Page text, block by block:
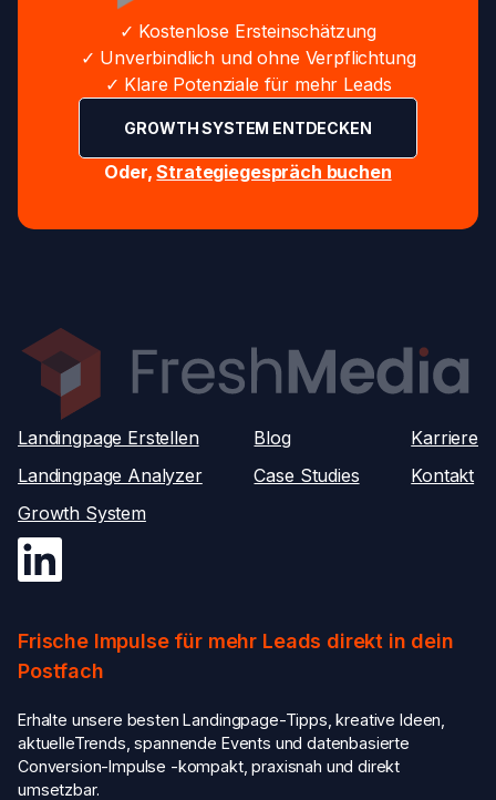
✓ Kostenlose Ersteinschätzung
✓ Unverbindlich und ohne Verpflichtung
✓ Klare Potenziale für mehr Leads
GROWTH SYSTEM ENTDECKEN
Oder,Strategiegespräch buchen
Landingpage Erstellen
Landingpage Analyzer
Growth System
Blog
Case Studies
Karriere
Kontakt
Frische Impulse für mehr Leads direkt in dein
Postfach
Erhalte unsere besten Landingpage-Tipps, kreative Ideen,
aktuelleTrends, spannende Events und datenbasierte
Conversion-Impulse -kompakt, praxisnah und direkt
umsetzbar.